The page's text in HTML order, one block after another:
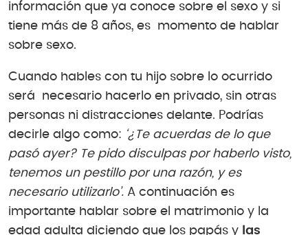
información que ya conoce sobre el sexo y si
tiene más de 8 años, es momento de hablar
sobre sexo.
Cuando hables con tu hijo sobre lo ocurrido
será necesario hacerlo en privado, sin otras
personas ni distracciones delante. Podrías
decirle algo como: ‘¿Te acuerdas de lo que
pasó ayer? Te pido disculpas por haberlo visto,
tenemos un pestillo por una razón, y es
necesario utilizarlo’. A continuación es
importante hablar sobre el matrimonio y la
edad adulta diciendo que los papás y las